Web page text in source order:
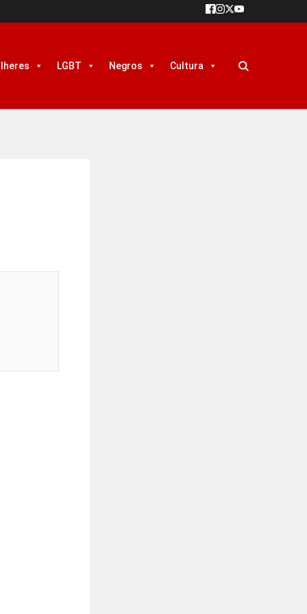
LGBT Negros Cultura